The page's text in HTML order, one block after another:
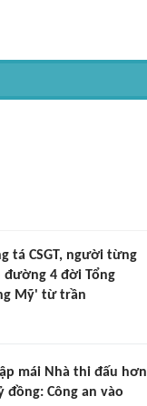
tá CSGT, người từng
đường 4 đời Tổng
Mỹ' từ trần
mái Nhà thi đấu hơn
đồng: Công an vào